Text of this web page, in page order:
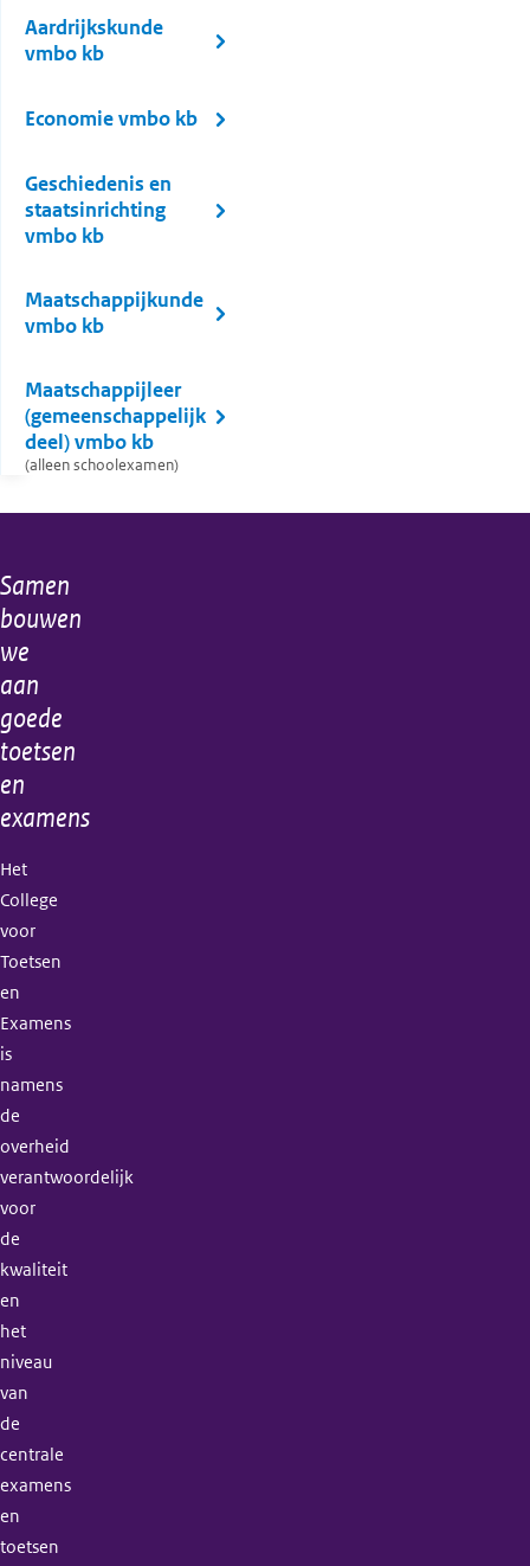
Aardrijkskunde
vmbo kb
Economie vmbo kb
Geschiedenis en
staatsinrichting
vmbo kb
Maatschappijkunde
vmbo kb
Maatschappijleer
(gemeenschappelijk
deel) vmbo kb
(alleen schoolexamen)
Algemene
informatie
Samen
bouwen
we
aan
goede
toetsen
en
examens
Het
College
voor
Toetsen
en
Examens
is
namens
de
overheid
verantwoordelijk
voor
de
kwaliteit
en
het
niveau
van
de
centrale
examens
en
toetsen